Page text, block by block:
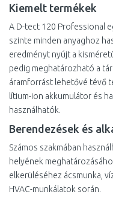
Kiemelt termékek
A D-tect 120 Professional
szinte minden anyaghoz
eredményt nyújt a
pedig meghatározható a
áramforrást lehetővé tévő
lítium-ion akkumulátor és
használhatók.
Berendezések és
Számos szakmában
helyének
elkerüléséhez ácsmunka,
HVAC-munkálatok során.